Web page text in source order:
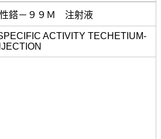
鎝－９９Ｍ 注射液
ACTIVITY TECHETIUM-